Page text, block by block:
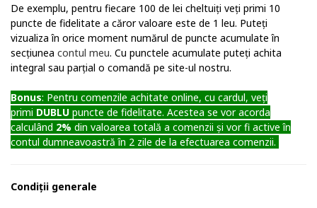
De exemplu, pentru fiecare 100 de lei cheltuiți veți primi 10
puncte de fidelitate a căror valoare este de 1 leu. Puteți
vizualiza în orice moment numărul de puncte acumulate în
secțiunea contul meu. Cu punctele acumulate puteți achita
integral sau parțial o comandă pe site-ul nostru.
Bonus: Pentru comenzile achitate online, cu cardul, veți
primi DUBLU puncte de fidelitate. Acestea se vor acorda
calculând 2% din valoarea totală a comenzii și vor fi active în
contul dumneavoastră în 2 zile de la efectuarea comenzii.
Condiții generale